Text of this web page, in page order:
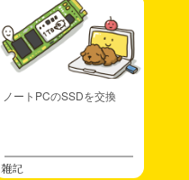
ノートPCのSSDを交換
雑記